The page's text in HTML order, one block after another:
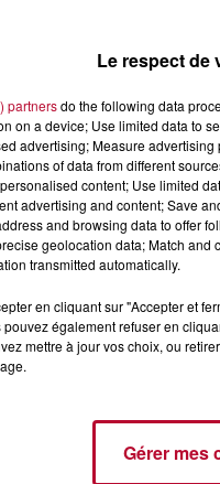
dans les petites salles
"Duels à
dans une interview
'On d'emande
avec un humoriste
et Eric sur RTS FM,
Le respect de
partnersdo the following data
on a device; Use limited data to
advertising; Measure
of data from different
content; Use limited
advertising and content; Save
and browsing data to offer
geolocation data; Match
transmitted automatically.
en cliquant sur "Accepter et
pouvez également refuser en
mettre à jour vos choix, ou
Gérer mes